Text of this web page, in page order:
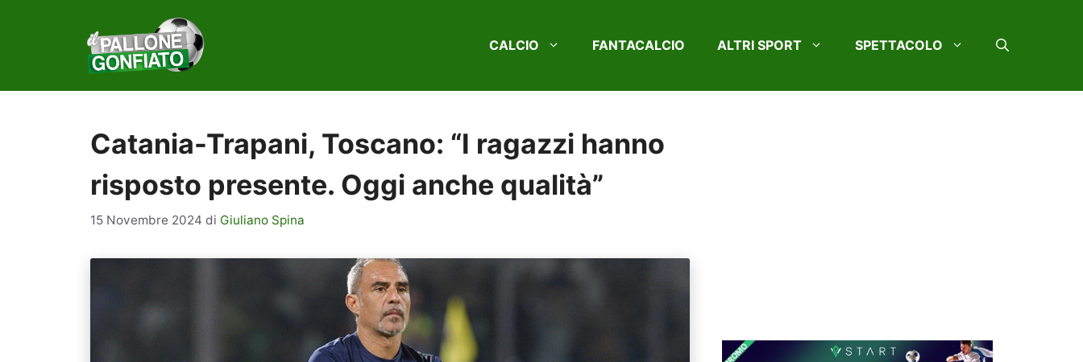
CALCIO FANTACALCIO ALTRI SPORT SPETTACOLO
Catania-Trapani, Toscano: “I ragazzi hanno
risposto presente. Oggi anche qualità”
15 Novembre 2024 di Giuliano Spina